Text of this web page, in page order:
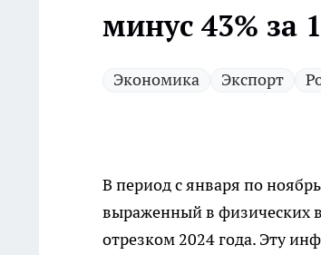
минус 43% за
Экономика Экспорт
В период с января по
выраженный в физических
отрезком 2024 года. Эту